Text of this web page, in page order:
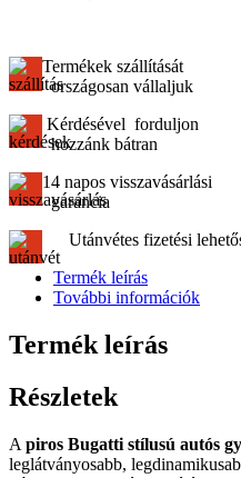
Termékek szállítását
országosan vállaljuk
Kérdésével forduljon
hozzánk bátran
14 napos visszavásárlási
garancia
Utánvétes fizetési
Termék leírás
További információk
Termék leírás
Részletek
A piros Bugatti stílusú autós
leglátványosabb,